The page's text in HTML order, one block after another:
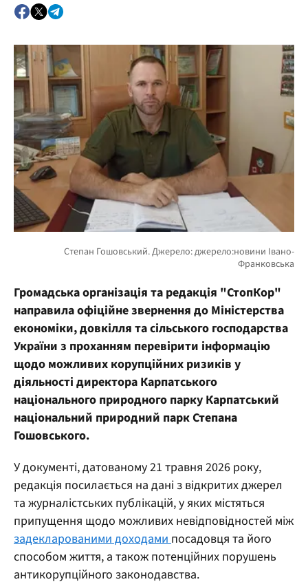
Громадська організація та редакція "СтопКор"
направила офіційне звернення до Міністерства
економіки, довкілля та сільського господарства
України з проханням перевірити інформацію
щодо можливих корупційних ризиків у
діяльності директора Карпатського
національного природного парку Карпатський
національний природний парк Степана
Гошовського.
У документі, датованому 21 травня 2026 року,
редакція посилається на дані з відкритих джерел
та журналістських публікацій, у яких містяться
припущення щодо можливих невідповідностей між
задекларованими доходами посадовця та його
способом життя, а також потенційних порушень
антикорупційного законодавства.